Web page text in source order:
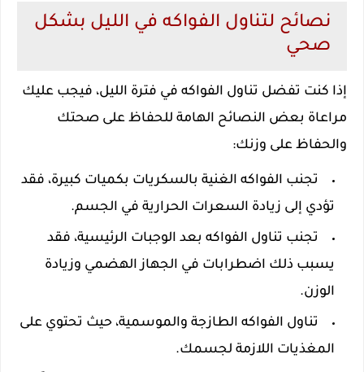
نصائح لتناول الفواكه في الليل بشكل
صحي
إذا كنت تفضل تناول الفواكه في فترة الليل، فيجب عليك
مراعاة بعض النصائح الهامة للحفاظ على صحتك
والحفاظ على وزنك:
تجنب الفواكه الغنية بالسكريات بكميات كبيرة، فقد
تؤدي إلى زيادة السعرات الحرارية في الجسم.
تجنب تناول الفواكه بعد الوجبات الرئيسية، فقد
يسبب ذلك اضطرابات في الجهاز الهضمي وزيادة
الوزن.
تناول الفواكه الطازجة والموسمية، حيث تحتوي على
المغذيات اللازمة لجسمك.